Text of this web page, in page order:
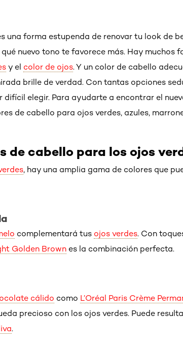
una forma estupenda de renovar tu look de
nuevo tono te favorece más. Hay muchos
y el color de ojos. Y un color de cabello
brille de verdad. Con tantas opciones
difícil elegir. Para ayudarte a encontrar el
de cabello para ojos verdes, azules,
de cabello para los ojos
, hay una amplia gama de colores que
complementará tus ojos verdes. Con
Golden Brown es la combinación perfecta.
cálido como L’Oréal Paris Crème
precioso con los ojos verdes. Puede
.